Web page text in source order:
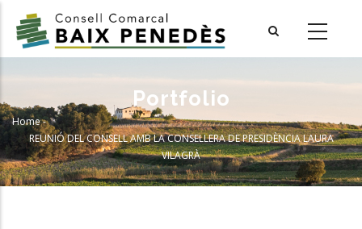
main
Portfolio
Breadcrumb
Home-
REUNIÓ DEL CONSELL AMB LA CONSELLERA DE PRESIDÈNCIA LAURA
VILAGRÀ